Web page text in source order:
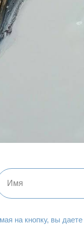
на кнопку, вы даете